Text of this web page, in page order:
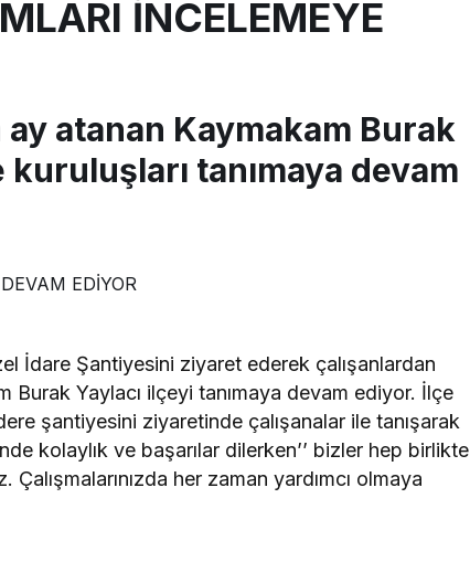
İNCELEMEYE
atanan Kaymakam Burak
tanımaya devam
İdare Şantiyesini ziyaret ederek çalışanlardan
Burak Yaylacı ilçeyi tanımaya devam ediyor. İlçe
şantiyesini ziyaretinde çalışanalar ile tanışarak
kolaylık ve başarılar dilerken’’ bizler hep birlikte
her zaman yardımcı olmaya